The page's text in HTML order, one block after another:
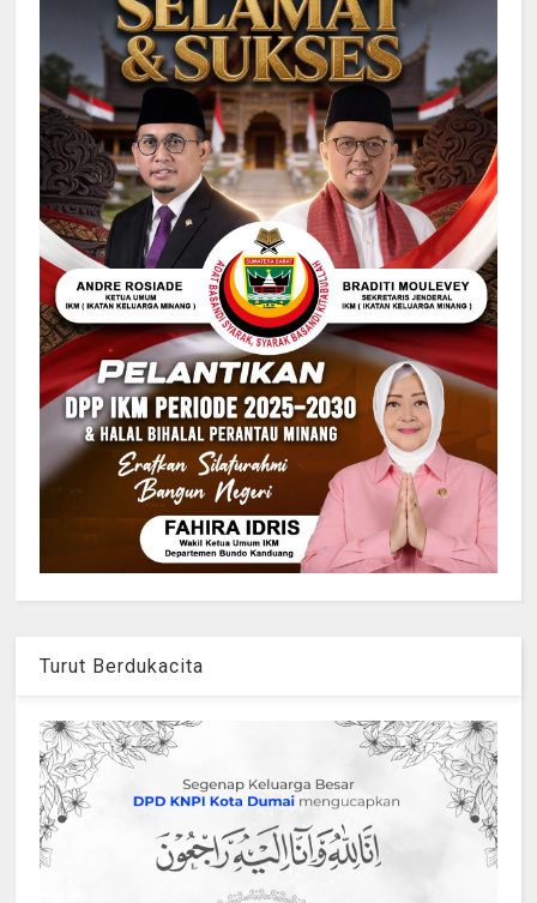
Turut Berdukacita